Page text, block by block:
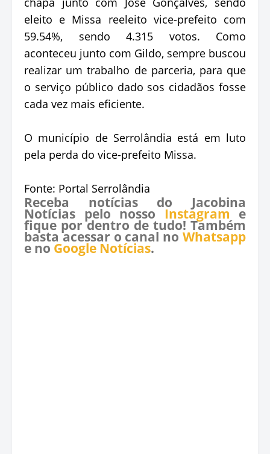
eleito e Missa reeleito vice-prefeito com
59.54%, sendo 4.315 votos. Como
aconteceu junto com Gildo, sempre buscou
realizar um trabalho de parceria, para que
o serviço público dado sos cidadãos fosse
cada vez mais eficiente.
O município de Serrolândia está em luto
pela perda do vice-prefeito Missa.
Fonte: Portal Serrolândia
Receba notícias do Jacobina
Notícias pelo nosso Instagram e
fique por dentro de tudo! Também
basta acessar o canal no Whatsapp
e no Google Notícias.